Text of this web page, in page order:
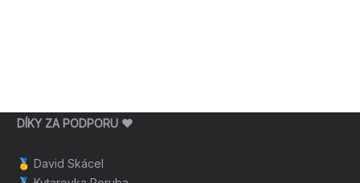
DÍKY ZA PODPORU ❤️
🥇 David Skácel